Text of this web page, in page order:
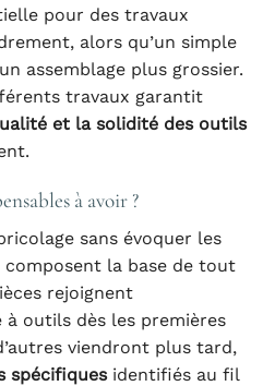
pour des travaux
alors qu’un simple
assemblage plus grossier.
travaux garantit
et la solidité des outils
à avoir ?
sans évoquer les
la base de tout
rejoignent
outils dès les premières
viendront plus tard,
spécifiquesidentifiés au fil